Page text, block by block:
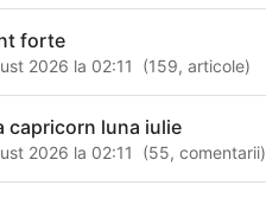
forte
2026 la 02:11 (159,articole)
capricorn luna iulie
2026 la 02:11 (55,comentarii)